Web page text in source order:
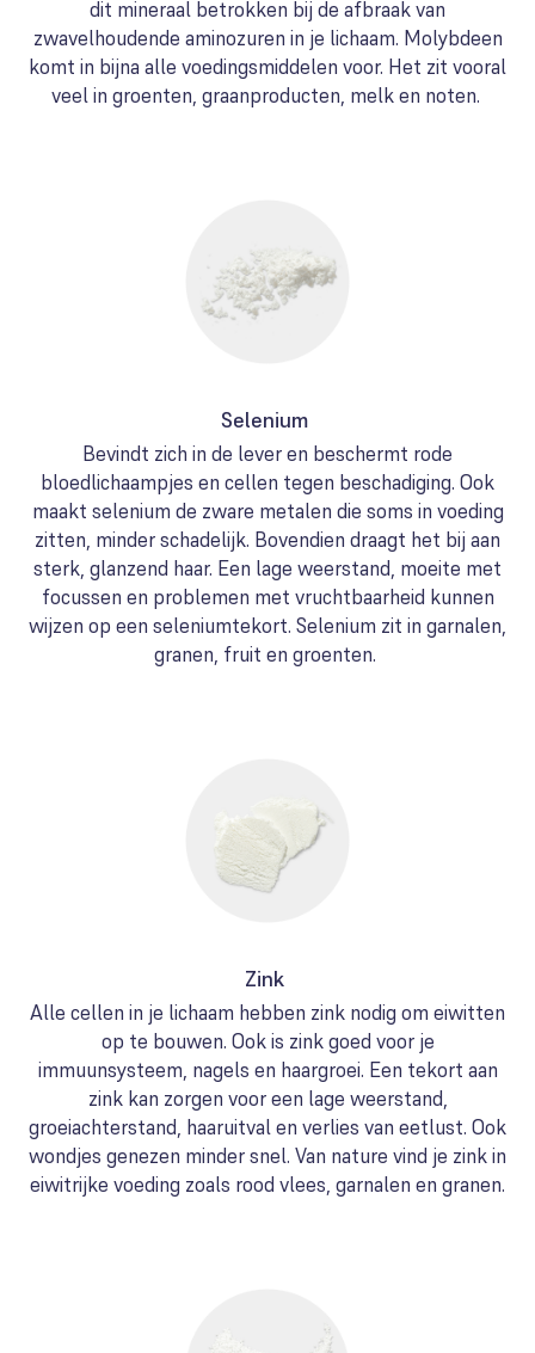
dit mineraal betrokken bij de afbraak van
zwavelhoudende aminozuren in je lichaam. Molybdeen
komt in bijna alle voedingsmiddelen voor. Het zit vooral
veel in groenten, graanproducten, melk en noten.
Selenium
Bevindt zich in de lever en beschermt rode
bloedlichaampjes en cellen tegen beschadiging. Ook
maakt selenium de zware metalen die soms in voeding
zitten, minder schadelijk. Bovendien draagt het bij aan
sterk, glanzend haar. Een lage weerstand, moeite met
focussen en problemen met vruchtbaarheid kunnen
wijzen op een seleniumtekort. Selenium zit in garnalen,
granen, fruit en groenten.
Zink
Alle cellen in je lichaam hebben zink nodig om eiwitten
op te bouwen. Ook is zink goed voor je
immuunsysteem, nagels en haargroei. Een tekort aan
zink kan zorgen voor een lage weerstand,
groeiachterstand, haaruitval en verlies van eetlust. Ook
wondjes genezen minder snel. Van nature vind je zink in
eiwitrijke voeding zoals rood vlees, garnalen en granen.